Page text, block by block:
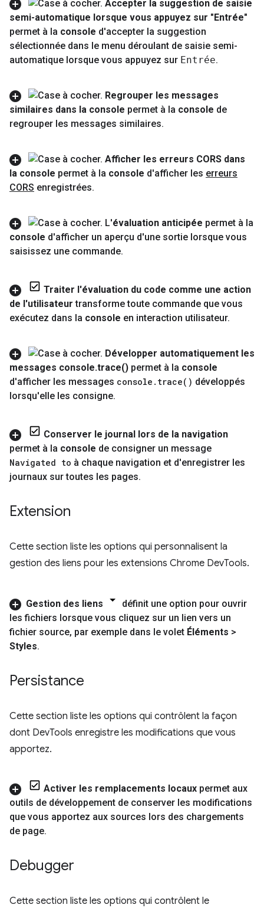
Accepter la suggestion de saisie
semi-automatique lorsque vous appuyez sur "Entrée"
permet à la console d'accepter la suggestion
sélectionnée dans le menu déroulant de saisie semi-
automatique lorsque vous appuyez sur Entrée.
Regrouper les messages
similaires dans la console permet à la console de
regrouper les messages similaires.
Afficher les erreurs CORS dans
la console permet à la console d'afficher les erreurs
CORS enregistrées.
L'évaluation anticipée permet à la
console d'afficher un aperçu d'une sortie lorsque vous
saisissez une commande.
Traiter l'évaluation du code comme une action
de l'utilisateur transforme toute commande que vous
exécutez dans la console en interaction utilisateur.
Développer automatiquement les
messages console.trace() permet à la console
d'afficher les messages console . trace( ) développés
lorsqu'elle les consigne.
Conserver le journal lors de la navigation
permet à la console de consigner un message
Navigated to à chaque navigation et d'enregistrer les
journaux sur toutes les pages.
Extension
Cette section liste les options qui personnalisent la
gestion des liens pour les extensions Chrome DevTools.
Gestion des liens
définit une option pour ouvrir
les fichiers lorsque vous cliquez sur un lien vers un
fichier source, par exemple dans le volet Éléments >
Styles.
Persistance
Cette section liste les options qui contrôlent la façon
dont DevTools enregistre les modifications que vous
apportez.
Activer les remplacements locaux permet aux
outils de développement de conserver les modifications
que vous apportez aux sources lors des chargements
de page.
Debugger
Cette section liste les options qui contrôlent le